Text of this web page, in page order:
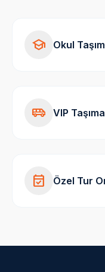
school Okul
airport_shuttle VIP
event_available Özel Tur